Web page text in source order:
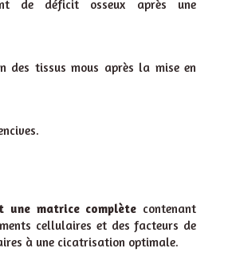
de déficit osseux après une
des tissus mous après la mise en
une matrice complète contenant
cellulaires et des facteurs de
à une cicatrisation optimale.